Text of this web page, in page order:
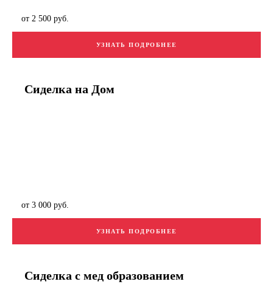
от 2 500 руб.
УЗНАТЬ ПОДРОБНЕЕ
Сиделка на Дом
от 3 000 руб.
УЗНАТЬ ПОДРОБНЕЕ
Сиделка с мед образованием